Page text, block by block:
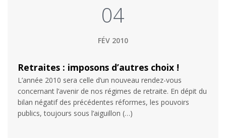
04
FÉV 2010
Retraites : imposons d’autres choix !
L’année 2010 sera celle d’un nouveau rendez-vous
concernant l’avenir de nos régimes de retraite. En dépit du
bilan négatif des précédentes réformes, les pouvoirs
publics, toujours sous l’aiguillon (…)